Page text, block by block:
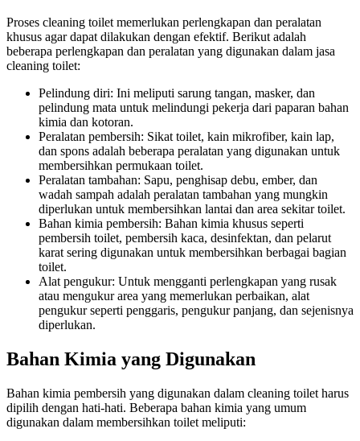
Proses cleaning toilet memerlukan perlengkapan dan peralatan
khusus agar dapat dilakukan dengan efektif. Berikut adalah
beberapa perlengkapan dan peralatan yang digunakan dalam jasa
cleaning toilet:
Pelindung diri: Ini meliputi sarung tangan, masker, dan
pelindung mata untuk melindungi pekerja dari paparan bahan
kimia dan kotoran.
Peralatan pembersih: Sikat toilet, kain mikrofiber, kain lap,
dan spons adalah beberapa peralatan yang digunakan untuk
membersihkan permukaan toilet.
Peralatan tambahan: Sapu, penghisap debu, ember, dan
wadah sampah adalah peralatan tambahan yang mungkin
diperlukan untuk membersihkan lantai dan area sekitar toilet.
Bahan kimia pembersih: Bahan kimia khusus seperti
pembersih toilet, pembersih kaca, desinfektan, dan pelarut
karat sering digunakan untuk membersihkan berbagai bagian
toilet.
Alat pengukur: Untuk mengganti perlengkapan yang rusak
atau mengukur area yang memerlukan perbaikan, alat
pengukur seperti penggaris, pengukur panjang, dan sejenisnya
diperlukan.
Bahan Kimia yang Digunakan
Bahan kimia pembersih yang digunakan dalam cleaning toilet harus
dipilih dengan hati-hati. Beberapa bahan kimia yang umum
digunakan dalam membersihkan toilet meliputi: